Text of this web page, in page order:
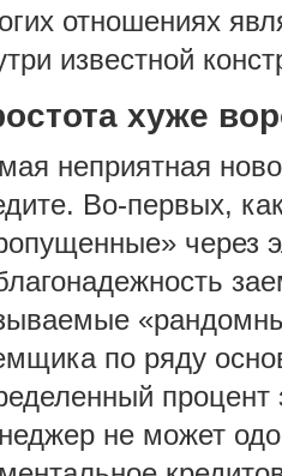
отношениях
известной
хуже
неприятная
Во-первых,
через
по ряду
процент
не может